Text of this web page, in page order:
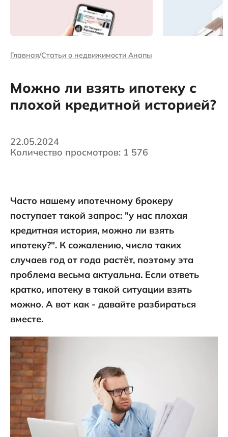
Главная Статьи о недвижимости Анапы
Можно ли взять ипотеку с
плохой кредитной историей?
22.05.2024
Количество просмотров: 1 576
Часто нашему ипотечному брокеру
поступает такой запрос: "у нас плохая
кредитная история, можно ли взять
ипотеку?". К сожалению, число таких
случаев год от года растёт, поэтому эта
проблема весьма актуальна. Если ответь
кратко, ипотеку в такой ситуации взять
можно. А вот как - давайте разбираться
вместе.